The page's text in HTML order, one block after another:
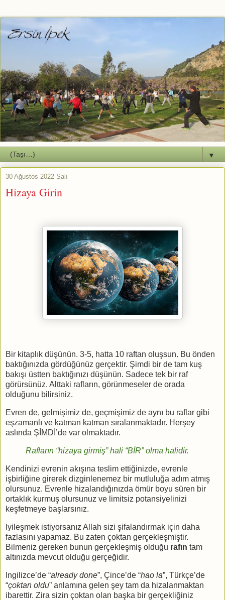
▼
30 Ağustos 2022 Salı
Hizaya Girin
Bir kitaplık düşünün. 3-5, hatta 10 raftan oluşsun. Bu önden
baktığınızda gördüğünüz gerçektir. Şimdi bir de tam kuş
bakışı üstten baktığınızı düşünün. Sadece tek bir raf
görürsünüz. Alttaki rafların, görünmeseler de orada
olduğunu bilirsiniz.
Evren de, gelmişimiz de, geçmişimiz de aynı bu raflar gibi
eşzamanlı ve katman katman sıralanmaktadır. Herşey
aslında ŞİMDİ’de var olmaktadır.
Rafların “hizaya girmiş” hali “BİR” olma halidir.
Kendinizi evrenin akışına teslim ettiğinizde, evrenle
işbirliğine girerek dizginlenemez bir mutluluğa adım atmış
olursunuz. Evrenle hizalandığınızda ömür boyu süren bir
ortaklık kurmuş olursunuz ve limitsiz potansiyelinizi
keşfetmeye başlarsınız.
Iyileşmek istiyorsanız Allah sizi şifalandırmak için daha
fazlasını yapamaz. Bu zaten çoktan gerçekleşmiştir.
Bilmeniz gereken bunun gerçekleşmiş olduğu rafın tam
altınızda mevcut olduğu gerçeğidir.
Ingilizce’de “already done”, Çince’de “hao la”, Türkçe’de
“çoktan oldu” anlamına gelen şey tam da hizalanmaktan
ibarettir. Zira sizin çoktan olan başka bir gerçekliğiniz